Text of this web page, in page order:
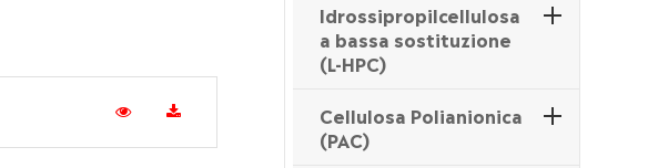
Idrossipropilcellulosa
a bassa sostituzione
(L-HPC)
Cellulosa Polianionica
(PAC)